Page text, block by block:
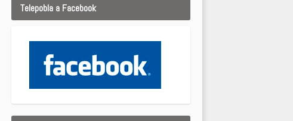
Telepobla a Facebook